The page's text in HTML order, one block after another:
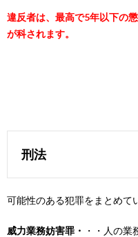
違反者は、最高で5年以下の
が科されます。
刑法
可能性のある犯罪をまとめて
威力業務妨害罪・ ・・ 人の業